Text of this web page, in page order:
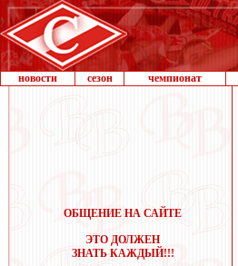
новости сезон чемпионат
ОБЩЕНИЕ НА САЙТЕ
ЭТО ДОЛЖЕН
ЗНАТЬ КАЖДЫЙ!!!